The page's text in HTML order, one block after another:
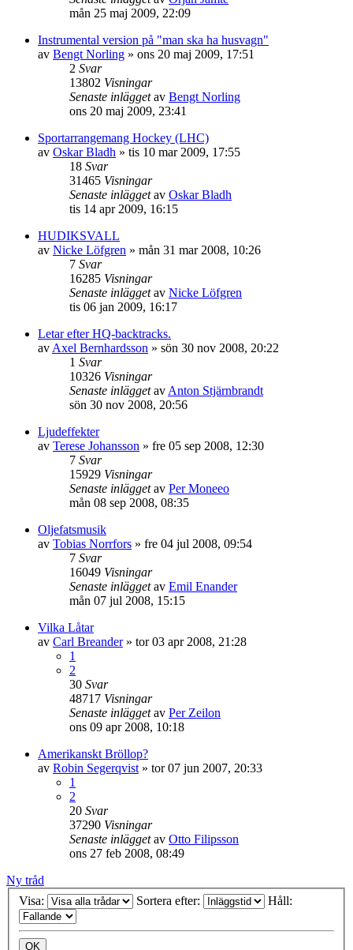
mån 25 maj 2009, 22:09
Instrumental version på "man ska ha husvagn"
av Bengt Norling » ons 20 maj 2009, 17:51
2 Svar
13802 Visningar
Senaste inläggetav Bengt Norling
ons 20 maj 2009, 23:41
Sportarrangemang Hockey (LHC)
av Oskar Bladh » tis 10 mar 2009, 17:55
18 Svar
31465 Visningar
Senaste inläggetav Oskar Bladh
tis 14 apr 2009, 16:15
HUDIKSVALL
av Nicke Löfgren » mån 31 mar 2008, 10:26
7 Svar
16285 Visningar
Senaste inläggetav Nicke Löfgren
tis 06 jan 2009, 16:17
Letar efter HQ-backtracks.
av Axel Bernhardsson » sön 30 nov 2008, 20:22
1 Svar
10326 Visningar
Senaste inläggetav Anton Stjärnbrandt
sön 30 nov 2008, 20:56
Ljudeffekter
av Terese Johansson » fre 05 sep 2008, 12:30
7 Svar
15929 Visningar
Senaste inläggetav Per Moneeo
mån 08 sep 2008, 08:35
Oljefatsmusik
av Tobias Norrfors » fre 04 jul 2008, 09:54
7 Svar
16049 Visningar
Senaste inläggetav Emil Enander
mån 07 jul 2008, 15:15
Vilka Låtar
av Carl Breander» tor 03 apr 2008, 21:28
1
2
30 Svar
48717 Visningar
Senaste inläggetav Per Zeilon
ons 09 apr 2008, 10:18
Amerikanskt Bröllop?
av Robin Segerqvist » tor 07 jun 2007, 20:33
1
2
20 Svar
37290 Visningar
Senaste inläggetav Otto Filipsson
ons 27 feb 2008, 08:49
Ny tråd
Visa:
Sortera efter: Håll: